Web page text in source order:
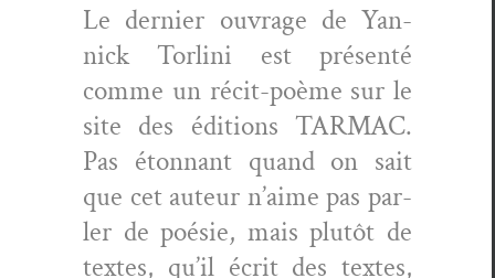
Le dernier ouvrage de Yan­
nick Tor­li­ni est présen­té
comme un réc­it-poème sur le
site des édi­tions TARMAC.
Pas éton­nant quand on sait
que cet auteur n’aime pas par­
ler de poésie, mais plutôt de
textes, qu’il écrit des textes,